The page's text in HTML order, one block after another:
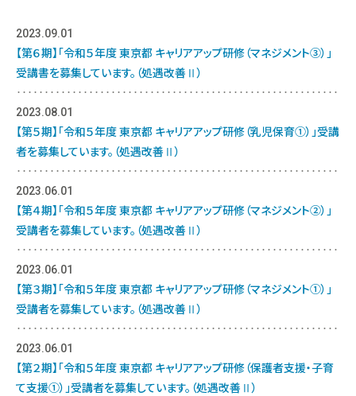
2023.09.01
【第６期】「令和５年度 東京都 キャリアアップ研修（マネジメント③）」
受講書を募集しています。（処遇改善Ⅱ）
2023.08.01
【第５期】「令和５年度 東京都 キャリアアップ研修（乳児保育①）」受講
者を募集しています。（処遇改善Ⅱ）
2023.06.01
【第４期】「令和５年度 東京都 キャリアアップ研修（マネジメント②）」
受講者を募集しています。（処遇改善Ⅱ）
2023.06.01
【第３期】「令和５年度 東京都 キャリアアップ研修（マネジメント①）」
受講者を募集しています。（処遇改善Ⅱ）
2023.06.01
【第２期】「令和５年度 東京都 キャリアアップ研修（保護者支援・子育
て支援①）」受講者を募集しています。（処遇改善Ⅱ）